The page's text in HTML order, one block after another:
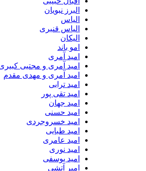
البرز نبویان
الیاس
الیاس قنبرى
الیکان
امو باند
امید آمری
امید آمری و مجتبی کبیری و
امید آمری و مهدی مقدم
امید ترابی
امید تقی پور
امید جهان
امید حسنی
امید خسروجردی
امید طبایی
امید عامری
امید نوری
امید یوسفی
امیر آتشی